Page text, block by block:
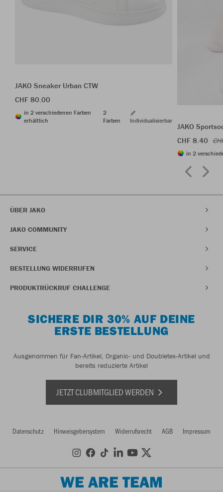
JAKO Sneaker Urban CTW
CHF 80.00
in 2 verschiedenen Farben
erhältlich
2
Farben
Individualisierbar
JAKO
CHF 8.40
in 2
ÜBER JAKO
JAKO COMMUNITY
SERVICE
BESTELLUNG WIDERRUFEN
PRODUKTRÜCKRUF CHALLENGE
SICHERE DIR 30% AUF DEINE
ERSTE BESTELLUNG
Ausgenommen für Fan-Artikel, Organic- und Doubletex-Artikel und
bereits reduzierte Artikel
JETZT CLUBMITGLIED WERDEN
Datenschutz Hinweisgebersystem Widerrufsrecht AGB Impressum
WE ARE TEAM